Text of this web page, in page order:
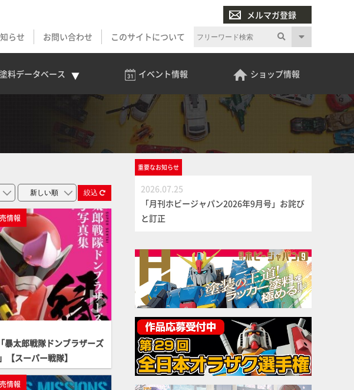
メルマガ登録
らせ
お問い合わせ このサイトについて
料データベース イベント情報 ショップ情報
絞込
情報
暴太郎戦隊ドンブラザーズ
【スーパー戦隊】
情報
重要なお知らせ
2026.07.25
「月刊ホビージャパン2026年9月号」お詫び
と訂正